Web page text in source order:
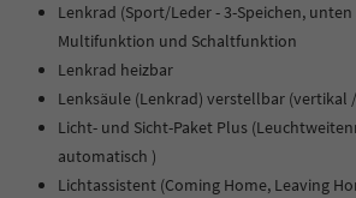
Lenkrad (Sport/Leder - 3-Speichen,
Multifunktion und Schaltfunktion
Lenkrad heizbar
Lenksäule (Lenkrad) verstellbar (vertikal
Licht- und Sicht-Paket Plus
automatisch )
Lichtassistent (Coming Home, Leaving